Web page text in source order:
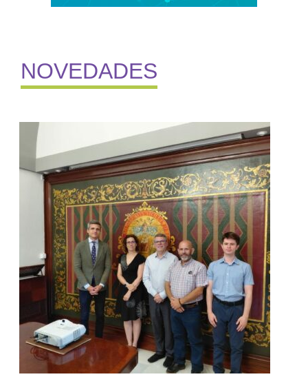
Cargar más Seguir en Instagram
NOVEDADES